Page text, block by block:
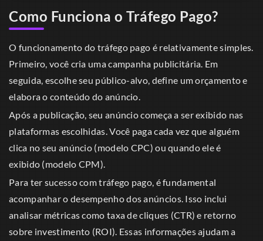
Como Funciona o Tráfego Pago?
O funcionamento do tráfego pago é relativamente simples.
Primeiro, você cria uma campanha publicitária. Em
seguida, escolhe seu público-alvo, define um orçamento e
elabora o conteúdo do anúncio.
Após a publicação, seu anúncio começa a ser exibido nas
plataformas escolhidas. Você paga cada vez que alguém
clica no seu anúncio (modelo CPC) ou quando ele é
exibido (modelo CPM).
Para ter sucesso com tráfego pago, é fundamental
acompanhar o desempenho dos anúncios. Isso inclui
analisar métricas como taxa de cliques (CTR) e retorno
sobre investimento (ROI). Essas informações ajudam a